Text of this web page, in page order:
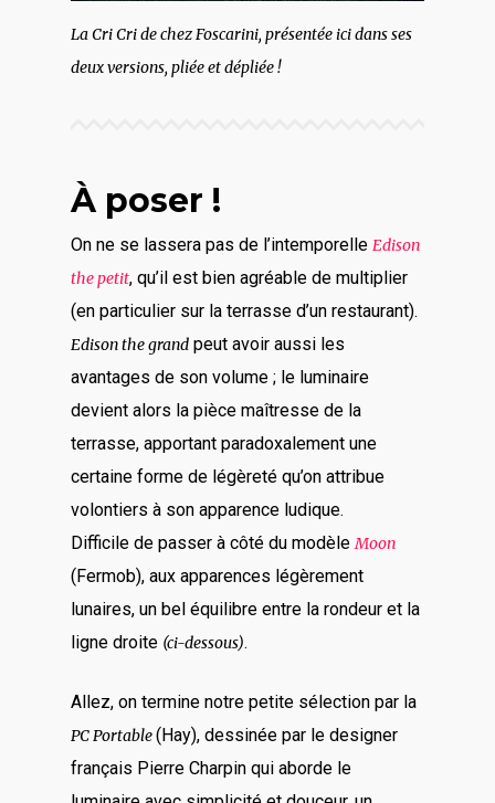
La Cri Cri de chez Foscarini, présentée ici dans ses
deux versions, pliée et dépliée !
À poser !
On ne se lassera pas de l’intemporelle Edison
the petit, qu’il est bien agréable de multiplier
(en particulier sur la terrasse d’un restaurant).
Edison the grand peut avoir aussi les
avantages de son volume ; le luminaire
devient alors la pièce maîtresse de la
terrasse, apportant paradoxalement une
certaine forme de légèreté qu’on attribue
volontiers à son apparence ludique.
Difficile de passer à côté du modèle Moon
(Fermob), aux apparences légèrement
lunaires, un bel équilibre entre la rondeur et la
ligne droite (ci-dessous).
Allez, on termine notre petite sélection par la
PC Portable(Hay), dessinée par le designer
français Pierre Charpin qui aborde le